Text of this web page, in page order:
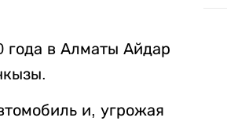
года в Алматы Айдар
и, угрожая